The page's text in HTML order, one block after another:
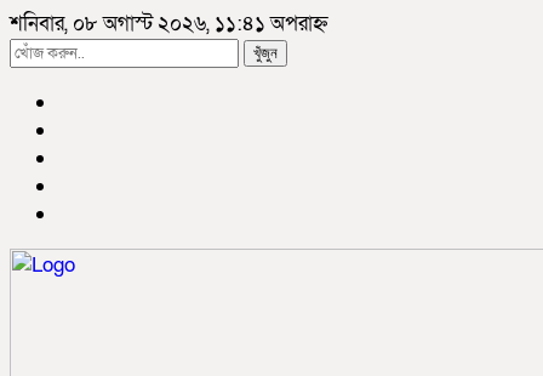
শনিবার, ০৮ অগাস্ট ২০২৬, ১১:৪১ অপরাহ্ন
খুঁজুন